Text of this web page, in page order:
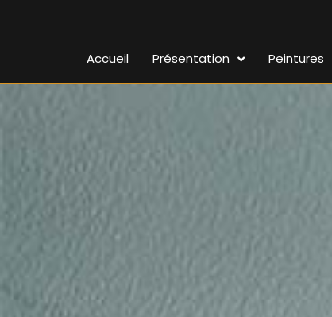
Accueil Présentation Peintures